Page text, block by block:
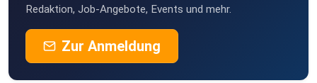
Redaktion, Job-Angebote, Events und mehr.
Zur Anmeldung